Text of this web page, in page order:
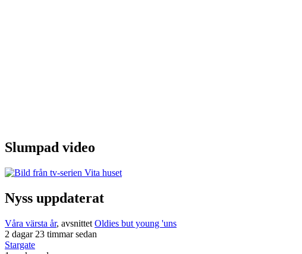
Slumpad video
Nyss uppdaterat
Våra värsta år, avsnittet Oldies but young 'uns
2 dagar 23 timmar sedan
Stargate